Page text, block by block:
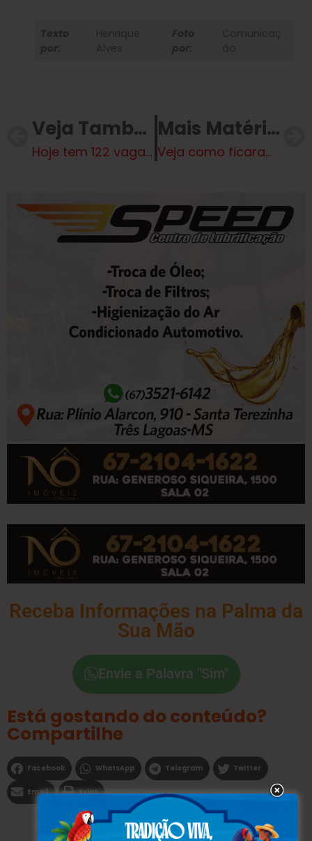
Veja Também
Hoje tem 122 vagas de emprego te esperando na Casa do Trabalhador em Três Lagoas
Mais Matérias
Veja como ficaram os confrontos das quartas de final da Copa do Mundo
Receba Informações na Palma da
Sua Mão
Envie a Palavra "Sim"
Está gostando do conteúdo?
Compartilhe
Facebook WhatsApp Telegram Twitter
Email Print